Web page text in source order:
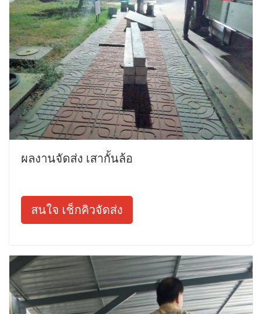
ผลงานจัดส่ง เสากั้นล้อ
สนใจ เช็กคิวจัดส่ง